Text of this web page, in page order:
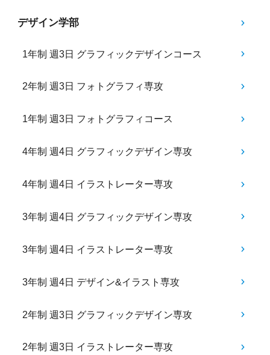
デザイン学部
1年制 週3日 グラフィックデザインコース
2年制 週3日 フォトグラフィ専攻
1年制 週3日 フォトグラフィコース
4年制 週4日 グラフィックデザイン専攻
4年制 週4日 イラストレーター専攻
3年制 週4日 グラフィックデザイン専攻
3年制 週4日 イラストレーター専攻
3年制 週4日 デザイン&イラスト専攻
2年制 週3日 グラフィックデザイン専攻
2年制 週3日 イラストレーター専攻